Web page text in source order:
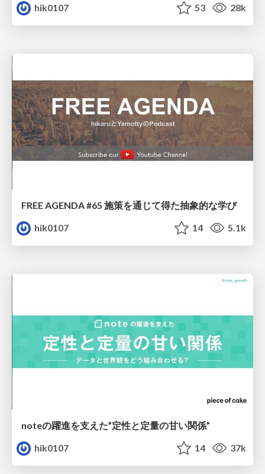
hik0107 53 28k
FREE AGENDA #65 施策を通じて得た抽象的な学び
hik0107
14 5.1k
noteの躍進を支えた”定性と定量の甘い関係”
hik0107
14 37k